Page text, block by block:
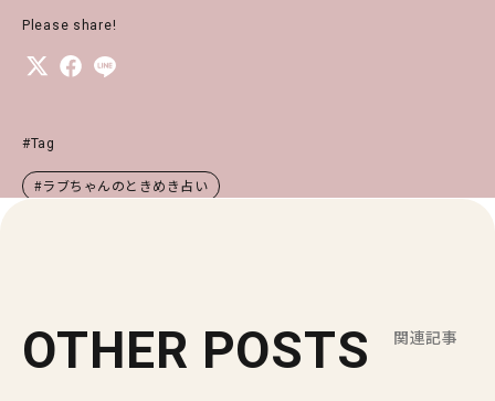
Please share!
#Tag
#ラブちゃんのときめき占い
OTHER POSTS 関連記事